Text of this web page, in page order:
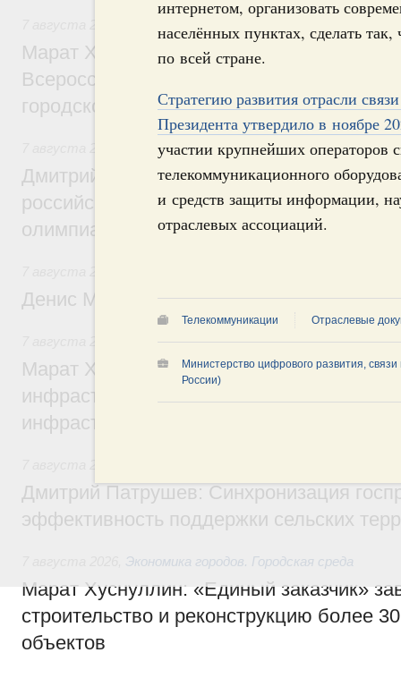
интернетом, организовать
населённых пунктах, сделать
по всей стране.
Стратегию развития отрасли
Президента утвердило в ноябре
участии крупнейших операторов
телекоммуникационного
и средств защиты информации,
отраслевых ассоциаций.
Телекоммуникации Отраслевые
Министерство цифрового развития,
России)
Экономика городов. Городская среда
Марат Хуснуллин провёл заседание
Всероссийского конкурса лучших
городской среды
Отрасль информационных технологий
Дмитрий Чернышенко и Сергей Кравцов
российскую сборную с победой на
олимпиаде по искусственному
Денис Мантуров посетил Ярославскую
Бюджеты субъектов Федерации.
Марат Хуснуллин: 15 объектов
инфраструктуры построили и обновили
инфраструктурным кредитам
Дмитрий Патрушев: Синхронизация
эффективность поддержки сельских
Экономика городов. Городская среда
Марат Хуснуллин: «Единый заказчик»
строительство и реконструкцию более
объектов